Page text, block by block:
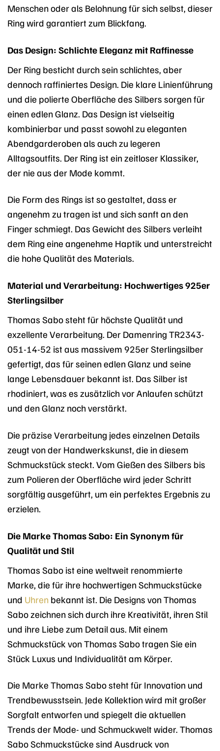
Menschen oder als Belohnung für sich selbst, dieser
Ring wird garantiert zum Blickfang.
Das Design: Schlichte Eleganz mit Raffinesse
Der Ring besticht durch sein schlichtes, aber
dennoch raffiniertes Design. Die klare Linienführung
und die polierte Oberfläche des Silbers sorgen für
einen edlen Glanz. Das Design ist vielseitig
kombinierbar und passt sowohl zu eleganten
Abendgarderoben als auch zu legeren
Alltagsoutfits. Der Ring ist ein zeitloser Klassiker,
der nie aus der Mode kommt.
Die Form des Rings ist so gestaltet, dass er
angenehm zu tragen ist und sich sanft an den
Finger schmiegt. Das Gewicht des Silbers verleiht
dem Ring eine angenehme Haptik und unterstreicht
die hohe Qualität des Materials.
Material und Verarbeitung: Hochwertiges 925er
Sterlingsilber
Thomas Sabo steht für höchste Qualität und
exzellente Verarbeitung. Der Damenring TR2343-
051-14-52 ist aus massivem 925er Sterlingsilber
gefertigt, das für seinen edlen Glanz und seine
lange Lebensdauer bekannt ist. Das Silber ist
rhodiniert, was es zusätzlich vor Anlaufen schützt
und den Glanz noch verstärkt.
Die präzise Verarbeitung jedes einzelnen Details
zeugt von der Handwerkskunst, die in diesem
Schmuckstück steckt. Vom Gießen des Silbers bis
zum Polieren der Oberfläche wird jeder Schritt
sorgfältig ausgeführt, um ein perfektes Ergebnis zu
erzielen.
Die Marke Thomas Sabo: Ein Synonym für
Qualität und Stil
Thomas Sabo ist eine weltweit renommierte
Marke, die für ihre hochwertigen Schmuckstücke
und Uhren bekannt ist. Die Designs von Thomas
Sabo zeichnen sich durch ihre Kreativität, ihren Stil
und ihre Liebe zum Detail aus. Mit einem
Schmuckstück von Thomas Sabo tragen Sie ein
Stück Luxus und Individualität am Körper.
Die Marke Thomas Sabo steht für Innovation und
Trendbewusstsein. Jede Kollektion wird mit großer
Sorgfalt entworfen und spiegelt die aktuellen
Trends der Mode- und Schmuckwelt wider. Thomas
Sabo Schmuckstücke sind Ausdruck von